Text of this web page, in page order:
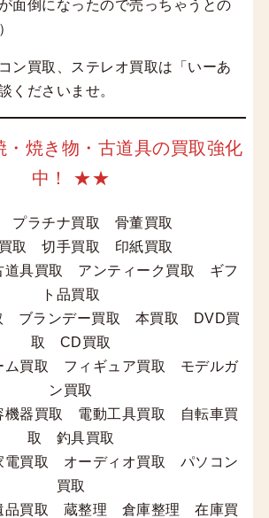
面倒になったので売っちゃうとの
ン買取、ステレオ買取は「いーあ
くださいませ。
き物・古道具の買取強化
中！ ★★
プラチナ買取 骨董買取
取 切手買取 印紙買取
具買取 アンティーク買取 ギフ
ト品買取
ブランデー買取 本買取 DVD買
取 CD買取
買取 フィギュア買取 モデルガ
ン買取
器買取 電動工具買取 自転車買
取 釣具買取
電買取 オーディオ買取 パソコン
買取
品買取 蔵整理 倉庫整理 在庫買